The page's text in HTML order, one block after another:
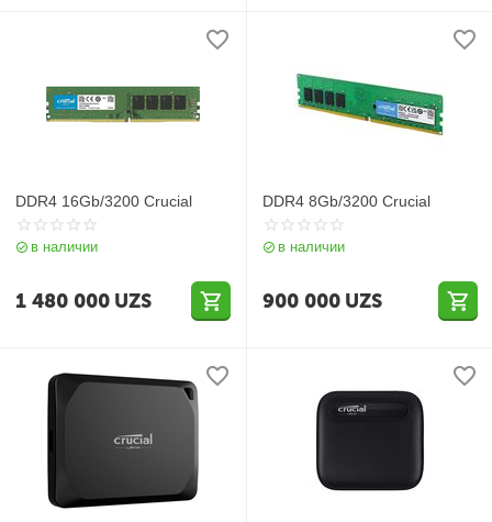
DDR4 16Gb/3200 Crucial
в наличии
1 480 000 UZS
DDR4 8Gb/3200 Crucial
в наличии
900 000 UZS